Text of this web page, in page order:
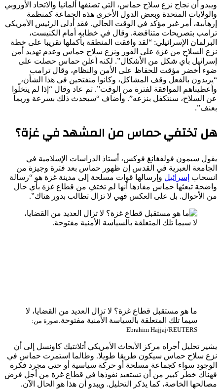
ويبدو أن نجاح نزع سلاح حماس، التي تصنفها ألمانيا والاتحاد الأوروبي
والولايات المتحدة وبعض الدول الأخرى هذه الجماعة كمنظمة
إرهابية، أمر غير مؤكد في الوقت الحالي. فقد أدلى الرئيس الأمريكي
ترامب بتصريحات متناقضة. وقال في خطابه أمام الكنيست،
البرلمان الإسرائيلي: “لقد وافقت المنطقة بأكملها تقريبا على خطة
نزع السلاح من غزة على الفور ونزع سلاح حماس وعدم تهديد أمن
إسرائيل بأي شكل من الأشكال”. لكنه أعلن حماس حصلت على
ضوء أخضر مؤقت للحفاظ على الأمن والنظام، وقال ترامب
“يريدون بالفعل وقف المشاكل، وكانوا منفتحين في هذا الشأن،
وأعطيناهم الموافقة لفترة من الوقت”. ثم عاد وقال “إذا لم يتخلّوا
عن السلاح، سنتكفل بنزعه”. وأضاف “سيحدث ذلك بسرعة وربما
بعنف”.
هل تختفي حماس من المشهد في غزة؟
يقول سيمون فولفغانغ فوكس، أستاذ الدراسات الإسلامية في
الجامعة العبرية في القدس إن ظهور حماس بعد فترة وجيزة من
انسحاب إسرائيل وإرسالها قوات مسلحة إلى مدينة غزة هو “رسالة
واضحة تبعثها حماس مفادها أنها لم تختفِ من قطاع غزة بأي حال
من الأحوال. بل على العكس فهي لا تزال تطالب بدور هناك”.
ما هو مستقبل قطاع غزة؟ لا تزال العديد من القضايا، لا
سيما تلك المتعلقة بالسياسة الأمنية مفتوحة.صورة من:
Ebrahim Hajjaj/REUTERS
يشير تحليل أجراه مركز الأبحاث الأمريكي أتلانتيك كاونسل إلى أن
نزع سلاح حماس سيكون طريقا طويلا. وطالما استمرت حماس في
الوجود سواء كجماعة مسلحة أو حركة سياسية أو حتى مجرد فكرة
فهناك خطر كبير من أن تستعيد نفوذها في قطاع غزة من أجل فرض
مصالحها الخاصة، كما يذكر التحليل. ويبدو أن هذا هو الحال الآن.